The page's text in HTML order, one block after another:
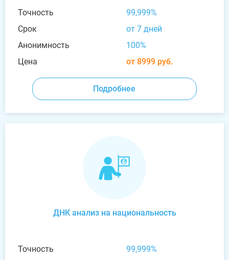
Точность
99,999%
Срок
от 7 дней
Анонимность
100%
Цена
от 8999 руб.
Подробнее
ДНК анализ на национальность
Точность
99,999%